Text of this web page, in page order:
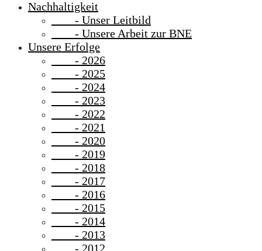
Nachhaltigkeit
- Unser Leitbild
- Unsere Arbeit zur BNE
Unsere Erfolge
- 2026
- 2025
- 2024
- 2023
- 2022
- 2021
- 2020
- 2019
- 2018
- 2017
- 2016
- 2015
- 2014
- 2013
- 2012